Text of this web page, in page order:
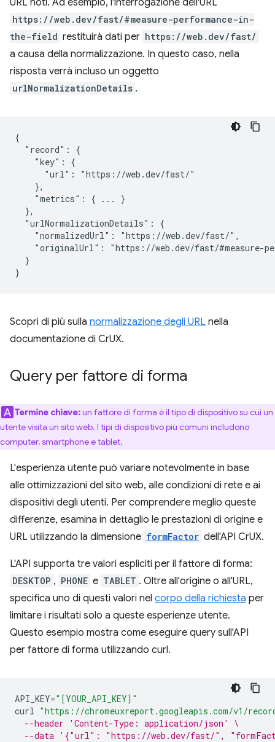
https://web.dev/fast/#measure-performance-in-
the-field restituirà dati per https://web.dev/fast/
a causa della normalizzazione. In questo caso, nella
risposta verrà incluso un oggetto
urlNormalizationDetails .
{
  "record": {
    "key": {
      "url": "https://web.dev/fast/"
    },
    "metrics": { ... }
  },
  "urlNormalizationDetails": {
    "normalizedUrl": "https://web.dev/fast/",
"originalUrl": "https://web.dev/fast/#measure-
  }
Scopri di più sulla normalizzazione degli URL nella
documentazione di CrUX.
Query per fattore di forma
Termine chiave:un fattore di forma è il tipo di dispositivo su cui un
utente visita un sito web. I tipi di dispositivo più comuni includono
computer, smartphone e tablet.
L'esperienza utente può variare notevolmente in base
alle ottimizzazioni del sito web, alle condizioni di rete e ai
dispositivi degli utenti. Per comprendere meglio queste
differenze, esamina in dettaglio le prestazioni di origine e
URL utilizzando la dimensione formFactor dell'API CrUX.
L'API supporta tre valori espliciti per il fattore di forma:
DESKTOP , PHONE e TABLET . Oltre all'origine o all'URL,
specifica uno di questi valori nel corpo della richiesta per
limitare i risultati solo a queste esperienze utente.
Questo esempio mostra come eseguire query sull'API
per fattore di forma utilizzando curl.
API_KEY="[YOUR_API_KEY]"
curl "https://chromeuxreport.googleapis.com/v1/
--header 'Content-Type: application/json' \
--data '{"url": "https://web.dev/fast/",